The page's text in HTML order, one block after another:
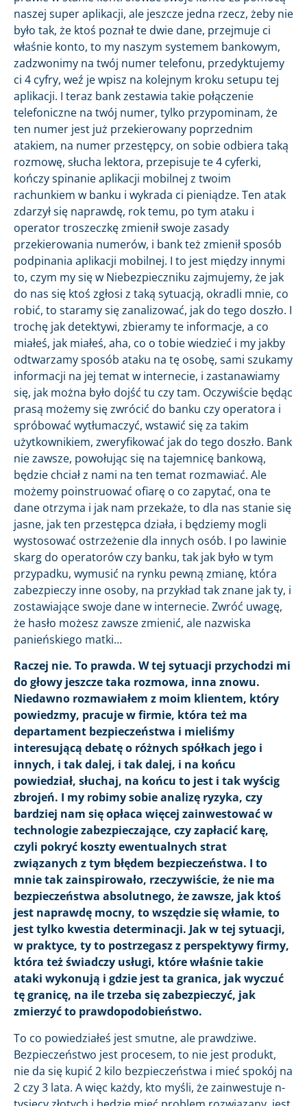
naszej super aplikacji, ale jeszcze jedna rzecz, żeby nie
było tak, że ktoś poznał te dwie dane, przejmuje ci
właśnie konto, to my naszym systemem bankowym,
zadzwonimy na twój numer telefonu, przedyktujemy
ci 4 cyfry, weź je wpisz na kolejnym kroku setupu tej
aplikacji. I teraz bank zestawia takie połączenie
telefoniczne na twój numer, tylko przypominam, że
ten numer jest już przekierowany poprzednim
atakiem, na numer przestępcy, on sobie odbiera taką
rozmowę, słucha lektora, przepisuje te 4 cyferki,
kończy spinanie aplikacji mobilnej z twoim
rachunkiem w banku i wykrada ci pieniądze. Ten atak
zdarzył się naprawdę, rok temu, po tym ataku i
operator troszeczkę zmienił swoje zasady
przekierowania numerów, i bank też zmienił sposób
podpinania aplikacji mobilnej. I to jest między innymi
to, czym my się w Niebezpieczniku zajmujemy, że jak
do nas się ktoś zgłosi z taką sytuacją, okradli mnie, co
robić, to staramy się zanalizować, jak do tego doszło. I
trochę jak detektywi, zbieramy te informacje, a co
miałeś, jak miałeś, aha, co o tobie wiedzieć i my jakby
odtwarzamy sposób ataku na tę osobę, sami szukamy
informacji na jej temat w internecie, i zastanawiamy
się, jak można było dojść tu czy tam. Oczywiście będąc
prasą możemy się zwrócić do banku czy operatora i
spróbować wytłumaczyć, wstawić się za takim
użytkownikiem, zweryfikować jak do tego doszło. Bank
nie zawsze, powołując się na tajemnicę bankową,
będzie chciał z nami na ten temat rozmawiać. Ale
możemy poinstruować ofiarę o co zapytać, ona te
dane otrzyma i jak nam przekaże, to dla nas stanie się
jasne, jak ten przestępca działa, i będziemy mogli
wystosować ostrzeżenie dla innych osób. I po lawinie
skarg do operatorów czy banku, tak jak było w tym
przypadku, wymusić na rynku pewną zmianę, która
zabezpieczy inne osoby, na przykład tak znane jak ty, i
zostawiające swoje dane w internecie. Zwróć uwagę,
że hasło możesz zawsze zmienić, ale nazwiska
panieńskiego matki…
Raczej nie. To prawda. W tej sytuacji przychodzi mi
do głowy jeszcze taka rozmowa, inna znowu.
Niedawno rozmawiałem z moim klientem, który
powiedzmy, pracuje w firmie, która też ma
departament bezpieczeństwa i mieliśmy
interesującą debatę o różnych spółkach jego i
innych, i tak dalej, i tak dalej, i na końcu
powiedział, słuchaj, na końcu to jest i tak wyścig
zbrojeń. I my robimy sobie analizę ryzyka, czy
bardziej nam się opłaca więcej zainwestować w
technologie zabezpieczające, czy zapłacić karę,
czyli pokryć koszty ewentualnych strat
związanych z tym błędem bezpieczeństwa. I to
mnie tak zainspirowało, rzeczywiście, że nie ma
bezpieczeństwa absolutnego, że zawsze, jak ktoś
jest naprawdę mocny, to wszędzie się włamie, to
jest tylko kwestia determinacji. Jak w tej sytuacji,
w praktyce, ty to postrzegasz z perspektywy firmy,
która też świadczy usługi, które właśnie takie
ataki wykonują i gdzie jest ta granica, jak wyczuć
tę granicę, na ile trzeba się zabezpieczyć, jak
zmierzyć to prawdopodobieństwo.
To co powiedziałeś jest smutne, ale prawdziwe.
Bezpieczeństwo jest procesem, to nie jest produkt,
nie da się kupić 2 kilo bezpieczeństwa i mieć spokój na
2 czy 3 lata. A więc każdy, kto myśli, że zainwestuje n-